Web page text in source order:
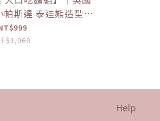
斯達 泰迪熊造型義
little pasta小小帕斯
大利麵*1 + 韓國
Help